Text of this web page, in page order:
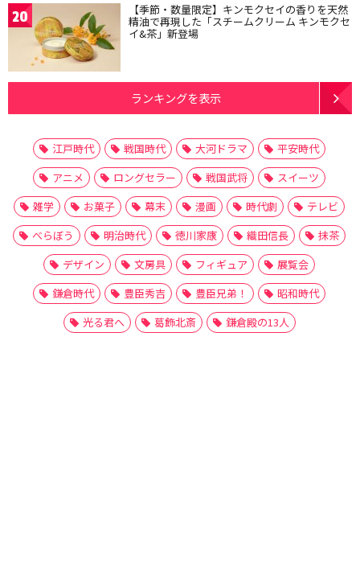
20 【季節・数量限定】キンモクセイの香りを天然
精油で再現した「スチームクリーム キンモクセ
イ&茶」新登場
ランキングを表示
江戸時代 戦国時代 大河ドラマ
平安時代
アニメ
ロングセラー 戦国武将
スイーツ
雑学
お菓子 幕末 漫画 時代劇
テレビ
べらぼう
明治時代 徳川家康 織田信長
抹茶
デザイン
文房具 フィギュア
展覧会
鎌倉時代
豊臣秀吉 豊臣兄弟！
昭和時代
光る君へ
葛飾北斎 鎌倉殿の13人